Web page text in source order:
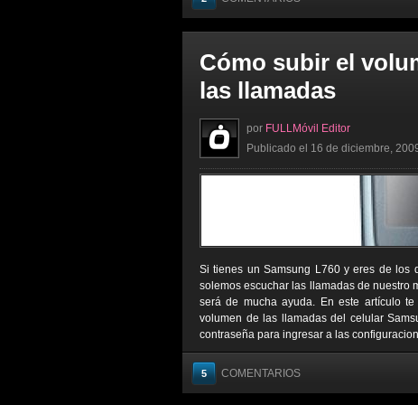
Cómo subir el
las llamadas
por FULLMóvil Editor
Publicado el 16 de diciembre,
Si tienes un Samsung L760 y eres de los
solemos escuchar las llamadas de nuestro
será de mucha ayuda. En este artículo
volumen de las llamadas del celular
contraseña para ingresar a las
5 COMENTARIOS